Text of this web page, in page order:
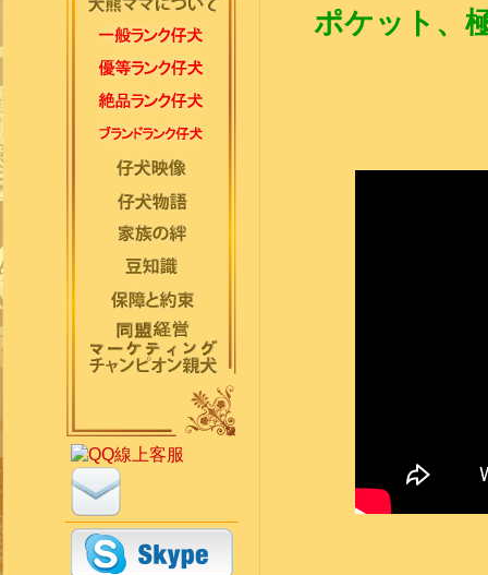
ポケット、